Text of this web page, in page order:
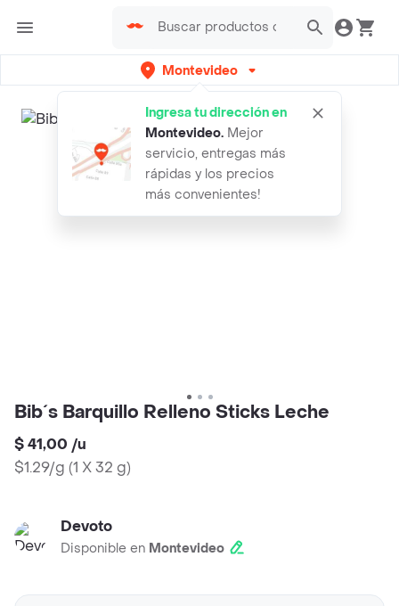
Montevideo
Ingresa tu dirección en
Montevideo. Mejor
servicio, entregas más
rápidas y los precios
más convenientes!
Bib´s Barquillo Relleno Sticks Leche
$ 41,00 /u
$1.29/g (1 X 32 g)
Devoto
Disponible en Montevideo